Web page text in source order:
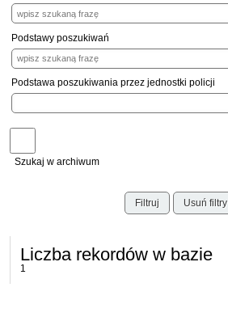
Podstawy poszukiwań
Podstawa poszukiwania przez jednostki policji
Szukaj w archiwum
Filtruj Usuń filtry
Liczba rekordów w bazie
1